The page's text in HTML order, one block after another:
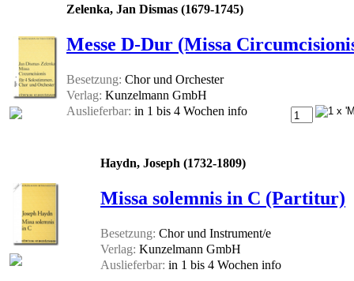
Zelenka, Jan Dismas (1679-1745)
Messe D-Dur (Missa
Besetzung: Chor und Orchester
Verlag: Kunzelmann GmbH
Auslieferbar: in 1 bis 4 Wochen info
Haydn, Joseph (1732-1809)
Missa solemnis in C (Partitur)
Besetzung: Chor und Instrument/e
Verlag: Kunzelmann GmbH
Auslieferbar: in 1 bis 4 Wochen info